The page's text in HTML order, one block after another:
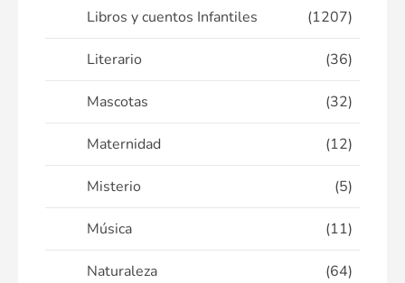
Libros y cuentos Infantiles (1207)
Literario (36)
Mascotas (32)
Maternidad (12)
Misterio (5)
Música (11)
Naturaleza (64)